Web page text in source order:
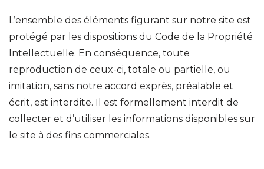
L’ensemble des éléments figurant sur notre site est
protégé par les dispositions du Code de la Propriété
Intellectuelle. En conséquence, toute
reproduction de ceux-ci, totale ou partielle, ou
imitation, sans notre accord exprès, préalable et
écrit, est interdite. Il est formellement interdit de
collecter et d’utiliser les informations disponibles sur
le site à des fins commerciales.